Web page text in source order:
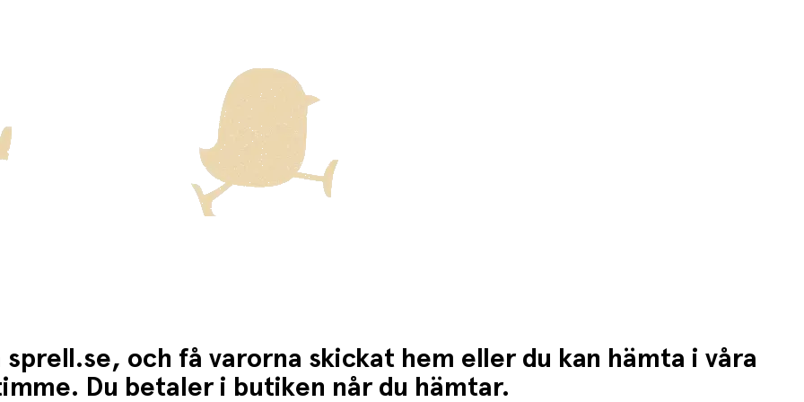
med Posten/Brings tjänst
för dessa varor visas i kassan.
sprell.se, och få varorna skickat hem eller du kan hämta i våra
Du betaler i butiken når du hämtar.